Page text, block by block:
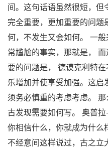
间。这句话语虽然很短，
完全重要，更加重要的问
何，不发生又会如何。 一
常尴尬的事实，那就是，
要的问题是， 德谟克利特
乐增加并使享受加强。这
须务必慎重的考虑考虑。
古发现需要如何写。 奥普拉
你相信什么，你就成为什么
不经意间这样说过，古之